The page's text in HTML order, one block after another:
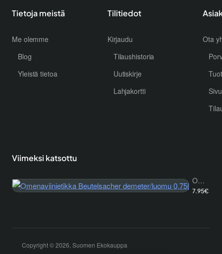
Tietoja meistä
Me olemme
Blog
Yleistä tietoa
Tilitiedot
Kirjaudu
Tilaushistoria
Uutiskirje
Lahjakortti
Ota
Viimeksi katsottu
Omenaviinietikka Beutelsacher demeter/luomu 0,75l
7.95€
Copyright © 2026, Suomen Ekokauppa